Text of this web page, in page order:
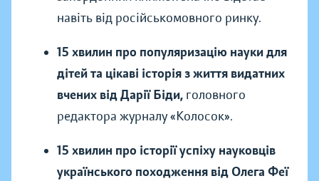
навіть від російськомовного ринку.
15 хвилин про популяризацію науки для
дітей та цікаві історія з життя видатних
вчених від Дарії Біди, головного
редактора журналу «Колосок».
15 хвилин про історії успіху науковців
українського походження від Олега Феї